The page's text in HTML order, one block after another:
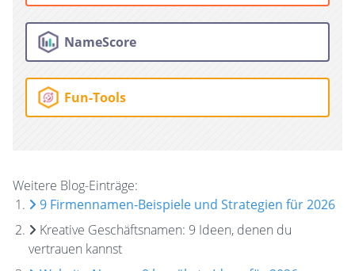
NameScore
Fun-Tools
Weitere Blog-Einträge:
9 Firmennamen-Beispiele und Strategien für 2026
Kreative Geschäftsnamen: 9 Ideen, denen du
vertrauen kannst